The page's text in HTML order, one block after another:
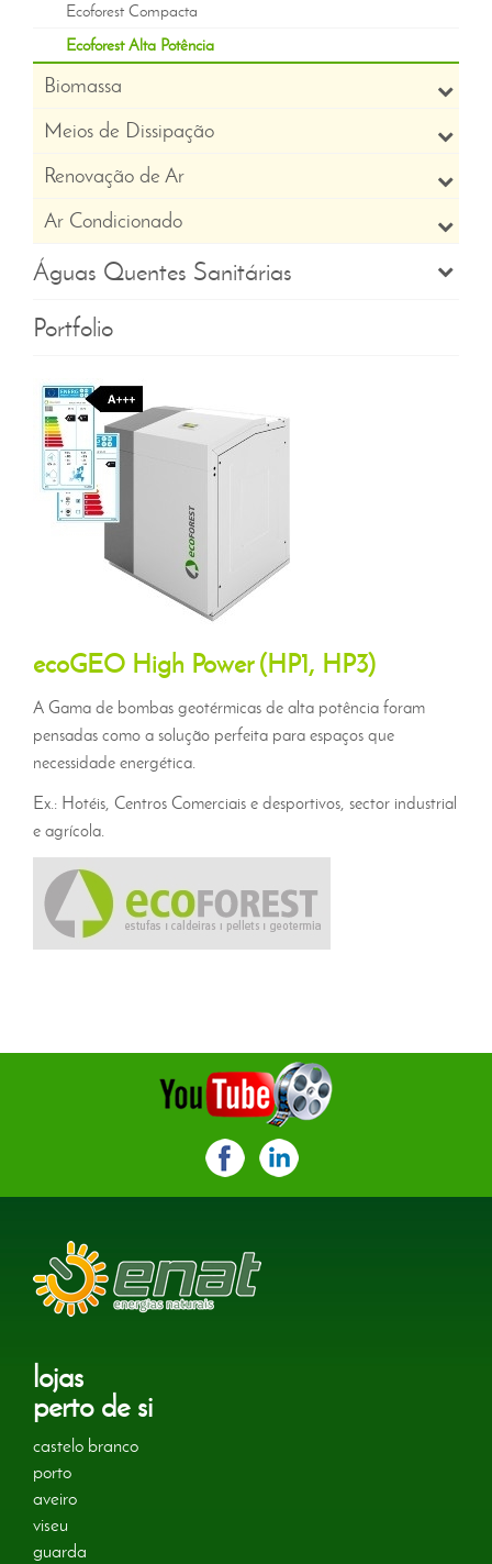
Ecoforest Compacta
Ecoforest Alta Potência
Biomassa
Meios de Dissipação
Renovação de Ar
Ar Condicionado
Águas Quentes Sanitárias
Portfolio
ecoGEO High Power (HP1, HP3)
A Gama de bombas geotérmicas de alta potência foram
pensadas como a solução perfeita para espaços que
necessidade energética.
Ex.: Hotéis, Centros Comerciais e desportivos, sector industrial
e agrícola.
lojas
perto de si
castelo branco
porto
aveiro
viseu
guarda